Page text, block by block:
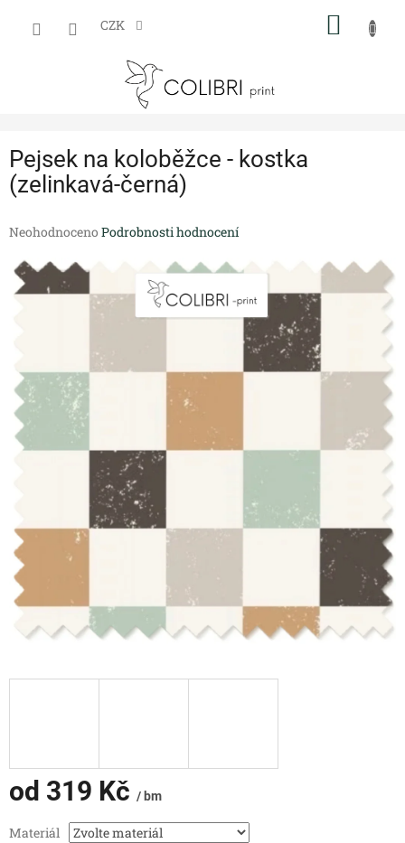
CZK
Pejsek na koloběžce - kostka
(zelinkavá-černá)
Průměrné
produktu
je
0,0
Neohodnoceno Podrobnosti hodnocení
od 319 Kč / bm
cena:
Materiál